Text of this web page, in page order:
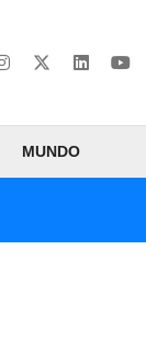
MUNDO